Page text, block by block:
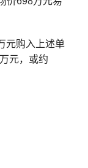
元购入上述单
元，或约